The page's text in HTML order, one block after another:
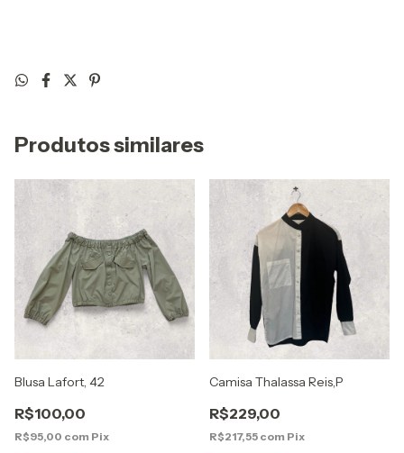
Produtos similares
Blusa Lafort, 42
R$100,00
R$95,00 com Pix
Camisa Thalassa Reis,P
R$229,00
R$217,55 com Pix